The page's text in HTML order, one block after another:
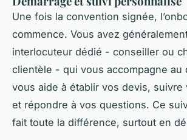
Une fois la convention signée,
commence. Vous avez
interlocuteur dédié - conseiller ou
clientèle - qui vous accompagne au
vous aide à établir vos devis, suivre
et répondre à vos questions. Ce
fait toute la différence, surtout en